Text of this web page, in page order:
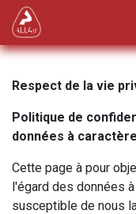
Overslaan naar inhoud
Respect de la vie
Politique de
données à
Cette page à pour
l'égard des données
susceptible de nous